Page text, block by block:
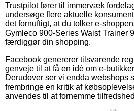
Trustpilot fører til immervæk
undersøge flere aktuelle
det fornuftigt, at du tolker e-
Gymleco 900-Series Waist Trainer
færdiggør din shopping.
Facebook genererer tilsvarende
genveje til at få en idé om e-
Derudover ser vi endda webshops
frembringe en kritik af
anvendes til at fornemme